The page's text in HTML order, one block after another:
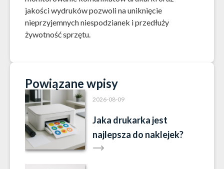
jakości wydruków pozwoli na uniknięcie
nieprzyjemnych niespodzianek i przedłuży
żywotność sprzętu.
Powiązane wpisy
2026-08-09
Jaka drukarka jest
najlepsza do naklejek?